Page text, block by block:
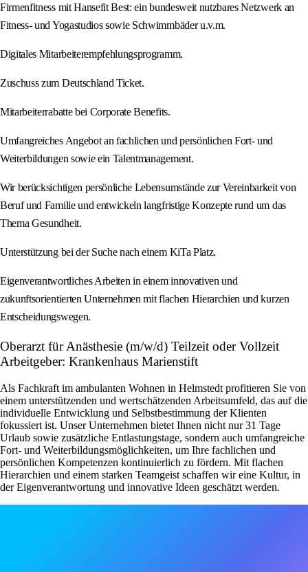
Firmenfitness mit Hansefit Best: ein bundesweit nutzbares Netzwerk an
Fitness- und Yogastudios sowie Schwimmbäder u.v.m.
Digitales Mitarbeiterempfehlungsprogramm.
Zuschuss zum Deutschland Ticket.
Mitarbeiterrabatte bei Corporate Benefits.
Umfangreiches Angebot an fachlichen und persönlichen Fort- und
Weiterbildungen sowie ein Talentmanagement.
Wir berücksichtigen persönliche Lebensumstände zur Vereinbarkeit von
Beruf und Familie und entwickeln langfristige Konzepte rund um das
Thema Gesundheit.
Unterstützung bei der Suche nach einem KiTa Platz.
Eigenverantwortliches Arbeiten in einem innovativen und
zukunftsorientierten Unternehmen mit flachen Hierarchien und kurzen
Entscheidungswegen.
Oberarzt für Anästhesie (m/w/d) Teilzeit oder Vollzeit
Arbeitgeber: Krankenhaus Marienstift
Als Fachkraft im ambulanten Wohnen in Helmstedt profitieren Sie von
einem unterstützenden und wertschätzenden Arbeitsumfeld, das auf die
individuelle Entwicklung und Selbstbestimmung der Klienten
fokussiert ist. Unser Unternehmen bietet Ihnen nicht nur 31 Tage
Urlaub sowie zusätzliche Entlastungstage, sondern auch umfangreiche
Fort- und Weiterbildungsmöglichkeiten, um Ihre fachlichen und
persönlichen Kompetenzen kontinuierlich zu fördern. Mit flachen
Hierarchien und einem starken Teamgeist schaffen wir eine Kultur, in
der Eigenverantwortung und innovative Ideen geschätzt werden.